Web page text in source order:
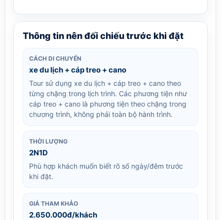
Thông tin nên đối chiếu trước khi đặt
CÁCH DI CHUYỂN
xe du lịch + cáp treo + cano
Tour sử dụng xe du lịch + cáp treo + cano theo
từng chặng trong lịch trình. Các phương tiện như
cáp treo + cano là phương tiện theo chặng trong
chương trình, không phải toàn bộ hành trình.
THỜI LƯỢNG
2N1D
Phù hợp khách muốn biết rõ số ngày/đêm trước
khi đặt.
GIÁ THAM KHẢO
2.650.000đ/khách